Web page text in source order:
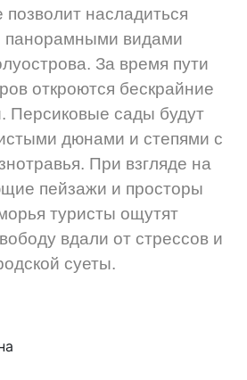
насладиться
панорамными видами
За время пути
откроются бескрайние
Персиковые сады будут
дюнами и степями с
При взгляде на
пейзажи и просторы
туристы ощутят
вдали от стрессов и
суеты.